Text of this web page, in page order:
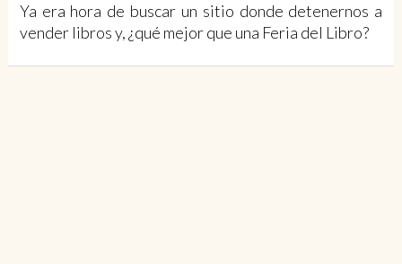
Ya era hora de buscar un sitio donde detenernos a
vender libros y, ¿qué mejor que una Feria del Libro?